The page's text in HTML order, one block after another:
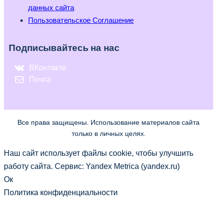
данных сайта
Пользовательское Соглашение
Подписывайтесь на нас
ВКонтакте
Почта
Все права защищены. Использование материалов сайта
только в личных целях.
Наш сайт использует файлы cookie, чтобы улучшить
работу сайта. Сервис: Yandex Metrica (yandex.ru)
Ок
Политика конфиденциальности